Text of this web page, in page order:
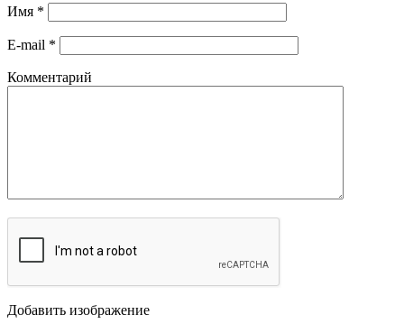
Имя *
E-mail *
Комментарий
Добавить изображение